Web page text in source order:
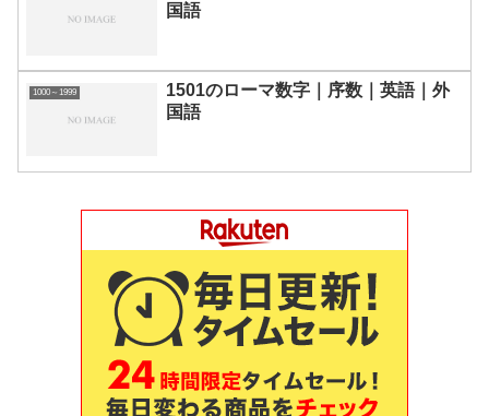
国語
1000～1999
1501のローマ数字｜序数｜英語｜外
国語